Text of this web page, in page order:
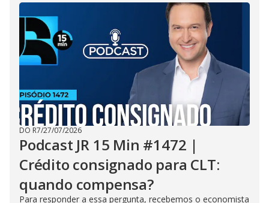
DO R7/27/07/2026
Podcast JR 15 Min #1472 |
Crédito consignado para CLT:
quando compensa?
Para responder a essa pergunta, recebemos o economista